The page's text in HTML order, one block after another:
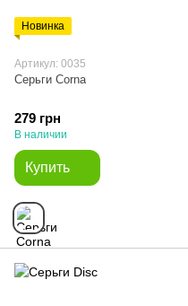
Новинка
Артикул: 0035
Серьги Corna
279 грн
В наличии
Купить